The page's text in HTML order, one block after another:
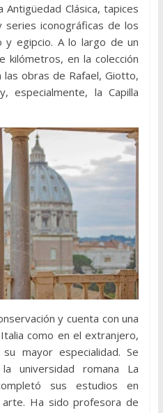
Clásica, tapices
iconográficas de los
egipcio. A lo largo de un
kilómetros, en la colección
obras de Rafael, Giotto,
especialmente, la Capilla
y cuenta con una
como en el extranjero,
mayor especialidad. Se
universidad romana La
sus estudios en
Ha sido profesora de